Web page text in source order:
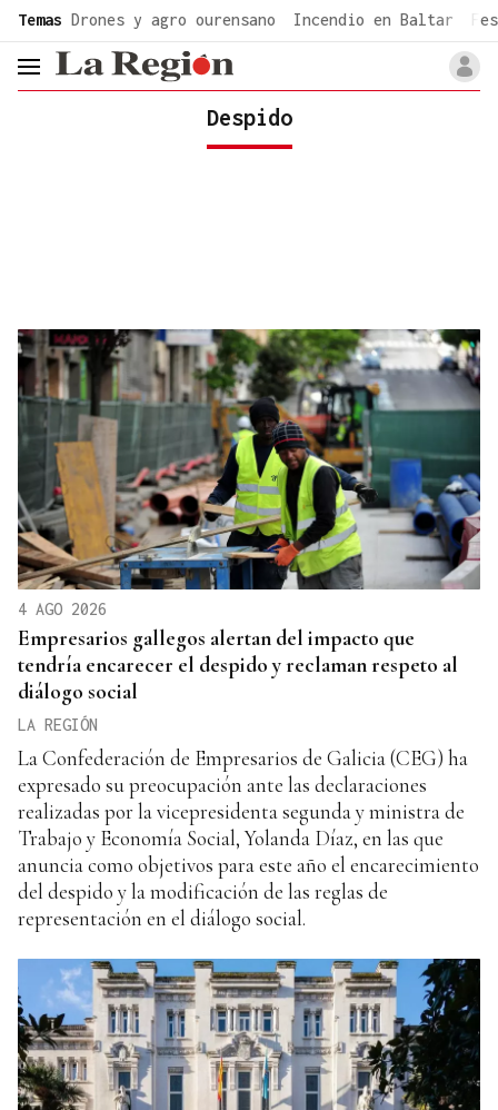
Temas Drones y agro ourensano Incendio en Baltar
header.menu.open
Despido
4 AGO 2026
Empresarios gallegos alertan del impacto que
tendría encarecer el despido y reclaman respeto al
diálogo social
LA REGIÓN
La Confederación de Empresarios de Galicia (CEG) ha
expresado su preocupación ante las declaraciones
realizadas por la vicepresidenta segunda y ministra de
Trabajo y Economía Social, Yolanda Díaz, en las que
anuncia como objetivos para este año el encarecimiento
del despido y la modificación de las reglas de
representación en el diálogo social.